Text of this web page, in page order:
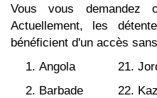
Vous vous
Actuellement, les
bénéficient d'un accès
Angola
Barbade